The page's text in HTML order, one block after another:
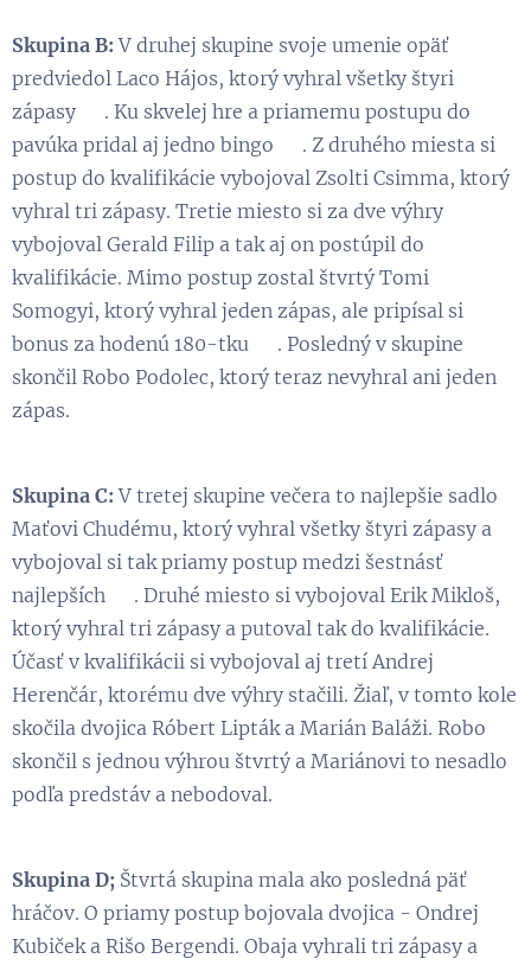
Skupina B: V druhej skupine svoje umenie opäť
predviedol Laco Hájos, ktorý vyhral všetky štyri
zápasy 💪. Ku skvelej hre a priamemu postupu do
pavúka pridal aj jedno bingo 😃. Z druhého miesta si
postup do kvalifikácie vybojoval Zsolti Csimma, ktorý
vyhral tri zápasy. Tretie miesto si za dve výhry
vybojoval Gerald Filip a tak aj on postúpil do
kvalifikácie. Mimo postup zostal štvrtý Tomi
Somogyi, ktorý vyhral jeden zápas, ale pripísal si
bonus za hodenú 180-tku 😉. Posledný v skupine
skončil Robo Podolec, ktorý teraz nevyhral ani jeden
zápas.
Skupina C: V tretej skupine večera to najlepšie sadlo
Maťovi Chudému, ktorý vyhral všetky štyri zápasy a
vybojoval si tak priamy postup medzi šestnásť
najlepších 😉. Druhé miesto si vybojoval Erik Mikloš,
ktorý vyhral tri zápasy a putoval tak do kvalifikácie.
Účasť v kvalifikácii si vybojoval aj tretí Andrej
Herenčár, ktorému dve výhry stačili. Žiaľ, v tomto kole
skočila dvojica Róbert Lipták a Marián Baláži. Robo
skončil s jednou výhrou štvrtý a Mariánovi to nesadlo
podľa predstáv a nebodoval.
Skupina D; Štvrtá skupina mala ako posledná päť
hráčov. O priamy postup bojovala dvojica - Ondrej
Kubiček a Rišo Bergendi. Obaja vyhrali tri zápasy a